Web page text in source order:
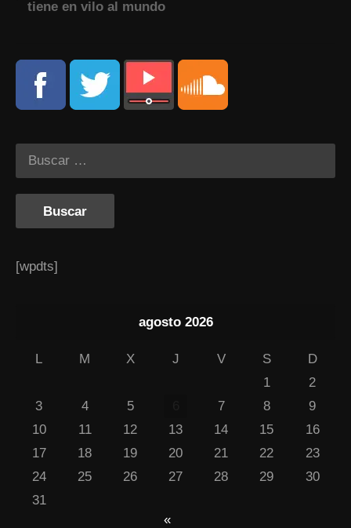
tiene en vilo al mundo
[wpdts]
agosto 2026
L M X J V S
D
1
2
3
4 5 7 8
9
10
11 12 13 14 15
16
17
18 19 20 21 22
23
24
25 26 27 28 29
30
31
«